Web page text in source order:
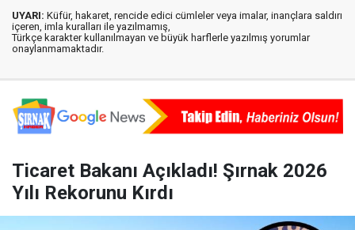
UYARI: Küfür, hakaret, rencide edici cümleler veya imalar, inançlara saldırı
içeren, imla kuralları ile yazılmamış,
Türkçe karakter kullanılmayan ve büyük harflerle yazılmış yorumlar
onaylanmamaktadır.
Ticaret Bakanı Açıkladı! Şırnak 2026
Yılı Rekorunu Kırdı